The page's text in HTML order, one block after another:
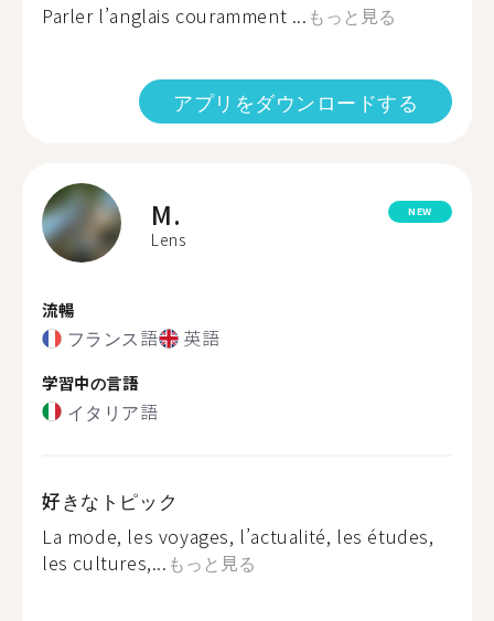
Parler l’anglais couramment ... もっと見る
アプリをダウンロードする
M.
Lens
NEW
流暢
フランス語 英語
学習中の言語
イタリア語
好きなトピック
La mode, les voyages, l’actualité, les études,
les cultures,... もっと見る